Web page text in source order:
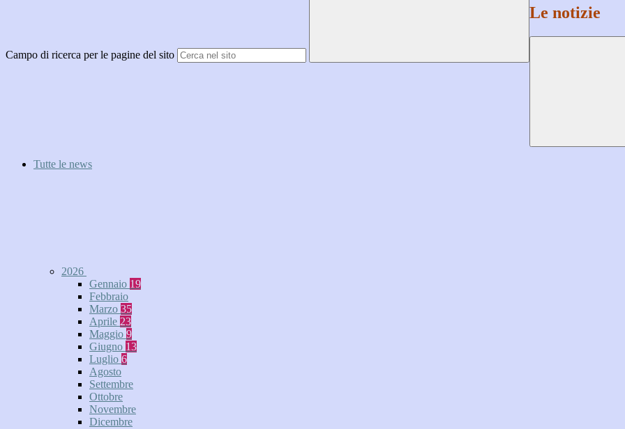
Campo di ricerca per le pagine del sito
Le notizie
Tutte le news
2026
Gennaio 19
Febbraio
Marzo 35
Aprile 23
Maggio 9
Giugno 13
Luglio 6
Agosto
Settembre
Ottobre
Novembre
Dicembre